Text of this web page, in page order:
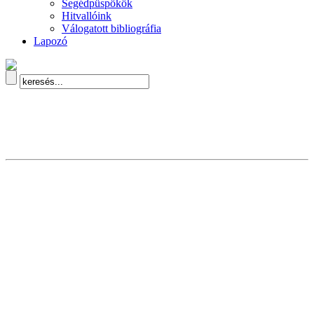
Segédpüspökök
Hitvallóink
Válogatott bibliográfia
Lapozó